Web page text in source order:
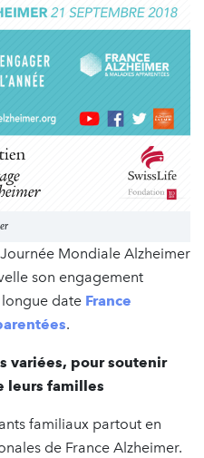
Mondiale Alzheimer
son engagement
date France
.
variées, pour soutenir
leurs familles
familiaux partout en
de France Alzheimer.